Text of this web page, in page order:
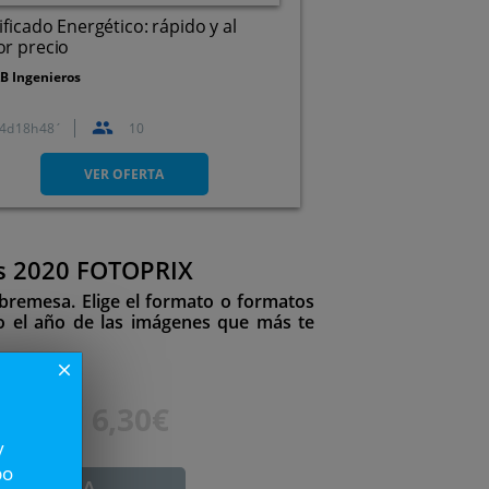
Energético: rápido y al
precio
Ingenieros
Galicia
18 48 10
VER OFERTA
FOTOPRIX
Elige el formato o formatos
año de las imágenes que más te
close